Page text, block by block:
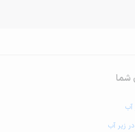
شما
آب
زیر آب